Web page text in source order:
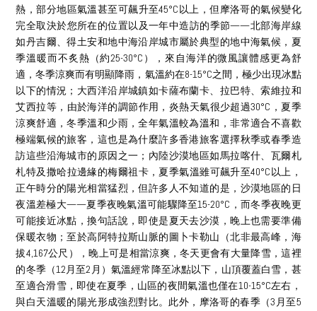
熱，部分地區氣溫甚至可飆升至45°C以上，但摩洛哥的氣候變化
完全取決於您所在的位置以及一年中造訪的季節——北部海岸線
如丹吉爾、得土安和地中海沿岸城市屬於典型的地中海氣候，夏
季溫暖而不炙熱（約25-30°C），來自海洋的微風讓體感更為舒
適，冬季涼爽而有明顯降雨，氣溫約在8-15°C之間，極少出現冰點
以下的情況；大西洋沿岸城鎮如卡薩布蘭卡、拉巴特、索維拉和
艾西拉等，由於海洋的調節作用，炎熱天氣很少超過30°C，夏季
涼爽舒適，冬季溫和少雨，全年氣溫較為溫和，非常適合不喜歡
極端氣候的旅客，這也是為什麼許多香港旅客選擇秋季或春季造
訪這些沿海城市的原因之一；內陸沙漠地區如馬拉喀什、瓦爾札
札特及撒哈拉邊緣的梅爾祖卡，夏季氣溫雖可飆升至40°C以上，
正午時分的陽光相當猛烈，但許多人不知道的是，沙漠地區的日
夜溫差極大——夏季夜晚氣溫可能驟降至15-20°C，而冬季夜晚更
可能接近冰點，換句話說，即使是夏天去沙漠，晚上也需要準備
保暖衣物；至於高阿特拉斯山脈的圖卜卡勒山（北非最高峰，海
拔4,167公尺），晚上可是相當涼爽，冬天更會有大量降雪，這裡
的冬季（12月至2月）氣溫經常降至冰點以下，山頂覆蓋白雪，甚
至適合滑雪，即使在夏季，山區的夜間氣溫也僅在10-15°C左右，
與白天溫暖的陽光形成強烈對比。此外，摩洛哥的春季（3月至5